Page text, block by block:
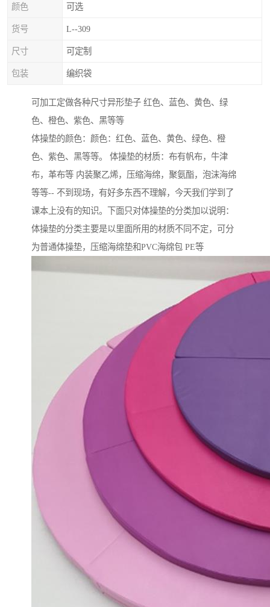
颜色 可选
货号 L--309
尺寸 可定制
包装 编织袋
可加工定做各种尺寸异形垫子 红色、蓝色、黄色、绿
色、橙色、紫色、黑等等
体操垫的颜色：颜色：红色、蓝色、黄色、绿色、橙
色、紫色、黑等等。 体操垫的材质：布有帆布，牛津
布，革布等 内装聚乙烯，压缩海绵，聚氨酯，泡沫海绵
等等-- 不到现场，有好多东西不理解，今天我们学到了
课本上没有的知识。下面只对体操垫的分类加以说明：
体操垫的分类主要是以里面所用的材质不同不定，可分
为普通体操垫，压缩海绵垫和PVC海绵包 PE等